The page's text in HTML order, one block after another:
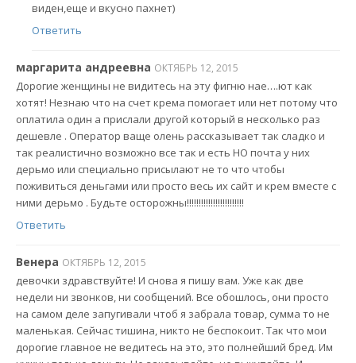
виден,еще и вкусно пахнет)
Ответить
маргарита андреевна ОКТЯБРЬ 12, 2015
Дорогие женщины не видитесь на эту фигню нае….ют как
хотят! Незнаю что на счет крема помогает или нет потому что
оплатила один а прислали другой который в несколько раз
дешевле . Оператор ваще олень рассказывает так сладко и
так реалистично возможно все так и есть НО почта у них
дерьмо или специально присылают не то что чтобы
поживиться деньгами или просто весь их сайт и крем вместе с
ними дерьмо . Будьте осторожны!!!!!!!!!!!!!!!!!!!!!!!!
Ответить
Венера ОКТЯБРЬ 12, 2015
девочки здравствуйте! И снова я пишу вам. Уже как две
недели ни звонков, ни сообщений. Все обошлось, они просто
на самом деле запугивали чтоб я забрала товар, сумма то не
маленькая. Сейчас тишина, никто не беспокоит. Так что мои
дорогие главное не ведитесь на это, это полнейший бред. Им